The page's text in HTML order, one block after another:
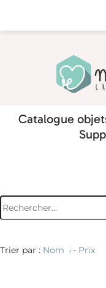
Catalogue
Trier par : Nom - Prix